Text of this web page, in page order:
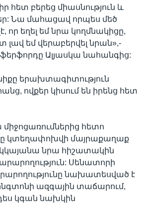
հետ բերեց միասնություն և
Նա մահացավ որպես մեծ
որ եղել եմ նրա կողմնակիցը,
լավ եմ վերաբերվել նրան»,-
Ալյասկա նահանգից:
երախտագիտություն
ովքեր կիսում են իրենց հետ
հետո
կտեղափոխվի մայրաքաղաք
կկայանա նրա հիշատակին
Սենատորի
նախատեսված է
ազգային տաճարում,
կգան նախկին